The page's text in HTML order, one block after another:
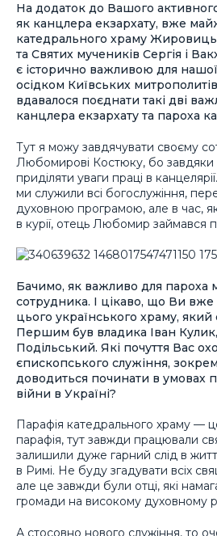
На додаток до Вашого
як канцлера екзархату, вже
катедрального храму
та Святих мучеників Сергія і
є історично важливою для
осідком Київських
вдавалося поєднати такі дві
канцлера екзархату та пароха
Тут я можу завдячувати своєму
Любомирові Костюку, бо завдяки
приділяти уваги праці в
ми служили всі богослужіння,
духовною програмою, але в час,
в курії, отець Любомир займався
Бачимо, як важливо для пароха
сотрудника. І цікаво, що Ви
цього українського храму, який
Першим був владика Іван Кулик,
Подільський. Які почуття Вас
єпископського служіння,
доводиться починати в умовах
війни в Україні?
Парафія катедрального храму —
парафія, тут завжди працювали
залишили дуже гарний слід в
в Римі. Не буду згадувати всіх
але це завжди були отці, які
громади на високому духовному
А стосовно нового служіння, то